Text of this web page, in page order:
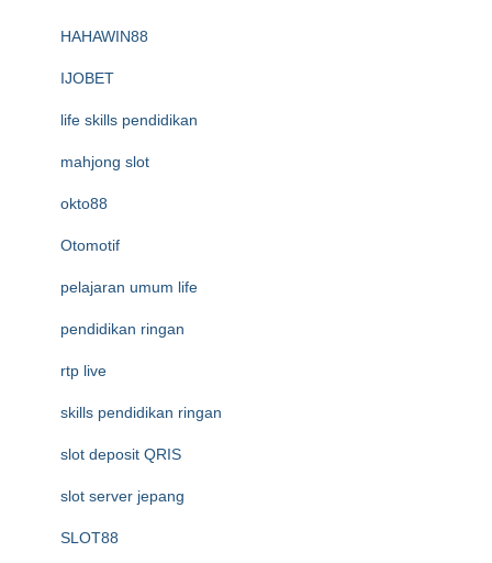
HAHAWIN88
IJOBET
life skills pendidikan
mahjong slot
okto88
Otomotif
pelajaran umum life
pendidikan ringan
rtp live
skills pendidikan ringan
slot deposit QRIS
slot server jepang
SLOT88